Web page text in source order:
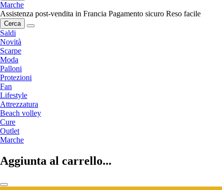
Marche
Assistenza post-vendita in Francia Pagamento sicuro Reso facile
Cerca
Saldi
Novità
Scarpe
Moda
Palloni
Protezioni
Fan
Lifestyle
Attrezzatura
Beach volley
Cure
Outlet
Marche
Aggiunta al carrello...